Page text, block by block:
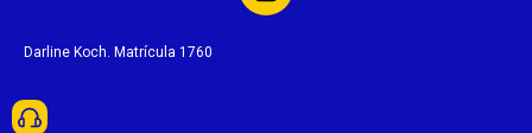
Darline Koch. Matrícula 1760